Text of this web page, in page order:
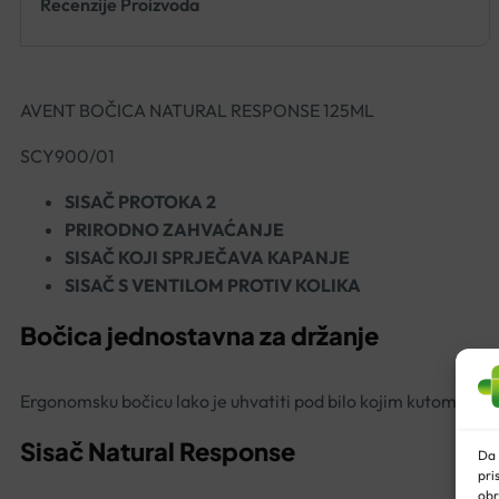
Da
Recenzije Proizvoda
AVENT BOČICA NATURAL RESPONSE 125ML
SCY900/01
SISAČ PROTOKA 2
PRIRODNO ZAHVAĆANJE
SISAČ KOJI SPRJEČAVA KAPANJE
SISAČ S VENTILOM PROTIV KOLIKA
Bočica jednostavna za držanje
Ergonomsku bočicu lako je uhvatiti pod bilo kojim kutom za
Sisač Natural Response